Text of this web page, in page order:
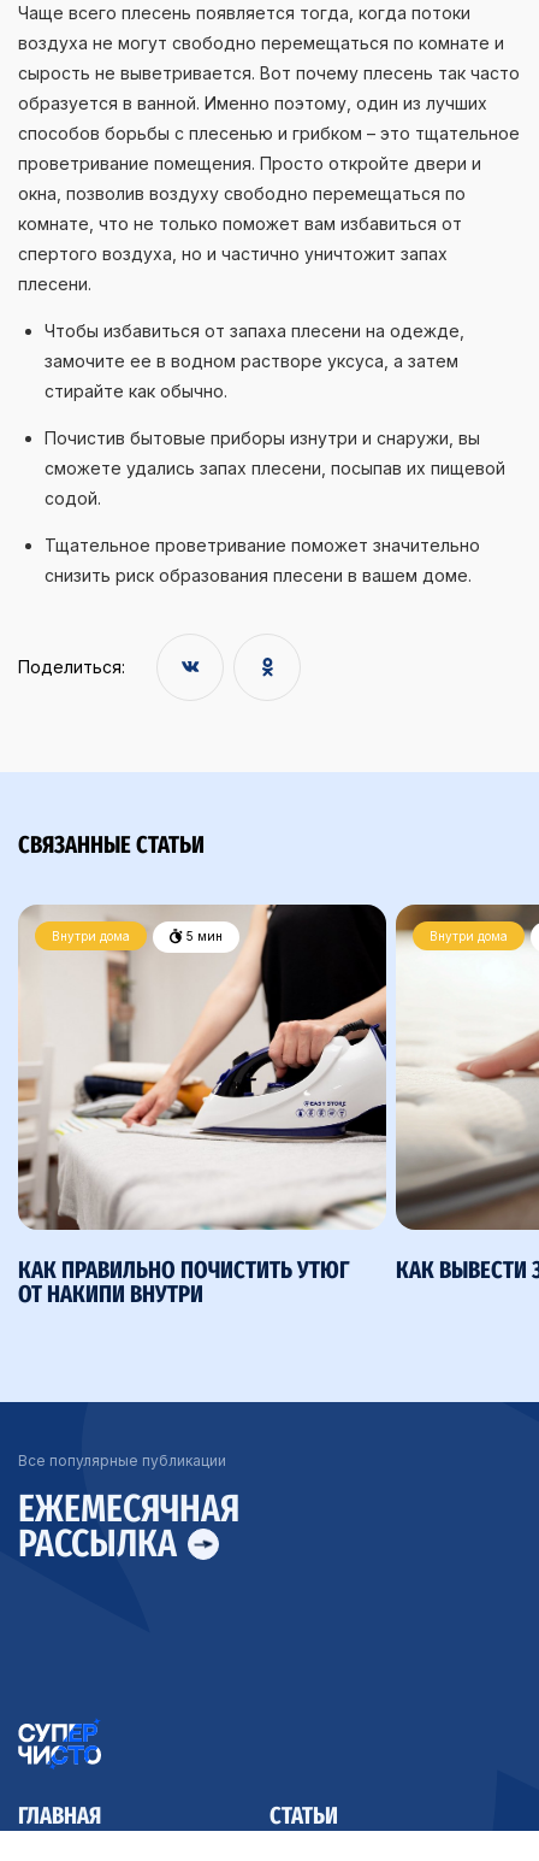
Чаще всего плесень появляется тогда, когда потоки
воздуха не могут свободно перемещаться по комнате и
сырость не выветривается. Вот почему плесень так часто
образуется в ванной. Именно поэтому, один из лучших
способов борьбы с плесенью и грибком – это тщательное
проветривание помещения. Просто откройте двери и
окна, позволив воздуху свободно перемещаться по
комнате, что не только поможет вам избавиться от
спертого воздуха, но и частично уничтожит запах
плесени.
Чтобы избавиться от запаха плесени на одежде,
замочите ее в водном растворе уксуса, а затем
стирайте как обычно.
Почистив бытовые приборы изнутри и снаружи, вы
сможете удались запах плесени, посыпав их пищевой
содой.
Тщательное проветривание поможет значительно
снизить риск образования плесени в вашем доме.
Поделиться:
СВЯЗАННЫЕ СТАТЬИ
Внутри дома 5 мин
КАК ПРАВИЛЬНО ПОЧИСТИТЬ УТЮГ
ОТ НАКИПИ ВНУТРИ
Внутри дома
КАК ВЫВЕСТИ
Все популярные публикации
ЕЖЕМЕСЯЧНАЯ
РАССЫЛКА
ГЛАВНАЯ
СТАТЬИ